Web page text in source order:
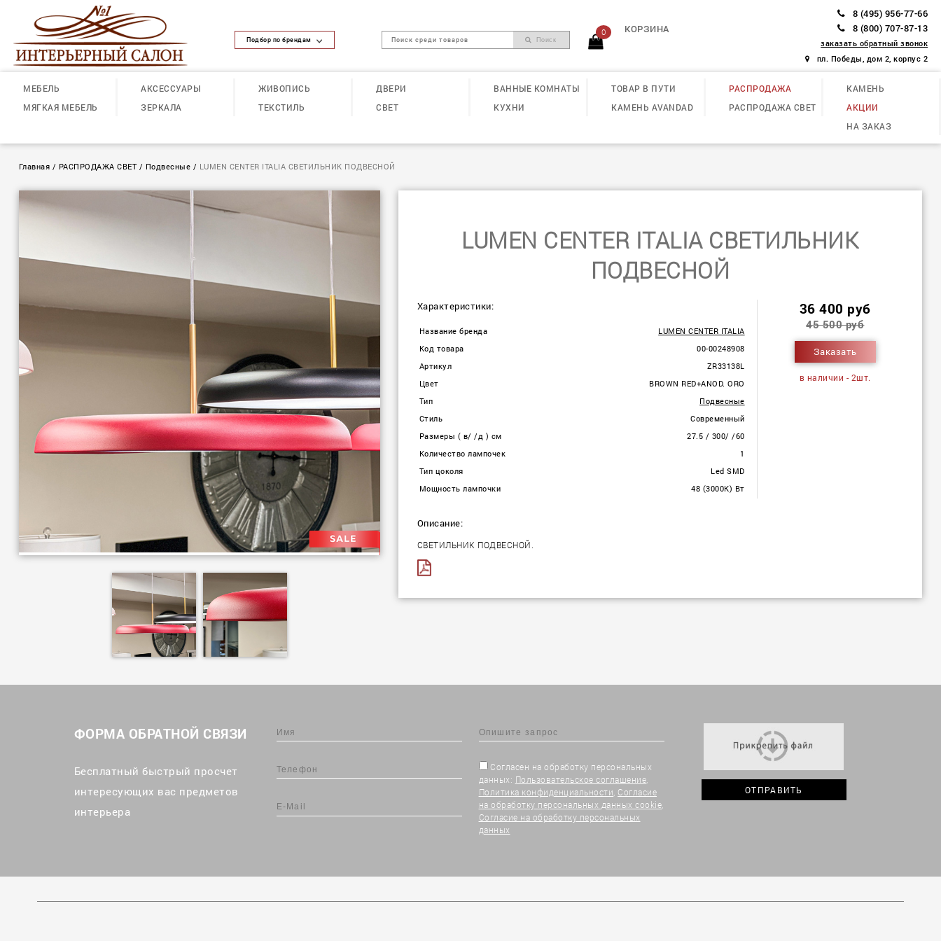
Подбор по брендам Поиск
0 КОРЗИНА
8 (495) 956-77-66
8 (800) 707-87-13
заказать обратный звонок
пл. Победы, дом 2, корпус 2
МЕБЕЛЬ
МЯГКАЯ МЕБЕЛЬ
АКСЕССУАРЫ
ЗЕРКАЛА
ЖИВОПИСЬ
ТЕКСТИЛЬ
ДВЕРИ
СВЕТ
ВАННЫЕ КОМНАТЫ
КУХНИ
ТОВАР В ПУТИ
КАМЕНЬ AVANDAD
РАСПРОДАЖА
РАСПРОДАЖА СВЕТ
КАМЕНЬ
АКЦИИ
НА ЗАКАЗ
Главная / РАСПРОДАЖА СВЕТ/ Подвесные / LUMEN CENTER ITALIA СВЕТИЛЬНИК ПОДВЕСНОЙ
LUMEN CENTER ITALIA СВЕТИЛЬНИК
ПОДВЕСНОЙ
Характеристики:
Название бренда
LUMEN CENTER ITALIA
Код товара
00-00248908
Артикул
ZR33138L
Цвет
BROWN RED+ANOD. ORO
Тип
Подвесные
Стиль
Современный
Размеры ( в/ /д ) см
27.5 / 300/ /60
Количество лампочек
1
Тип цоколя
Led SMD
Мощность лампочки
48 (3000K) Вт
36 400 руб
45 500 руб
Заказать
в наличии - 2шт.
Описание:
СВЕТИЛЬНИК ПОДВЕСНОЙ.
ФОРМА ОБРАТНОЙ СВЯЗИ
Бесплатный быстрый просчет
интересующих вас предметов
интерьера
Согласен на обработку персональных
данных: Пользовательское соглашение
Политика конфиденциальности Согласие
на обработку персональных данных cookie
Согласие на обработку персональных
данных